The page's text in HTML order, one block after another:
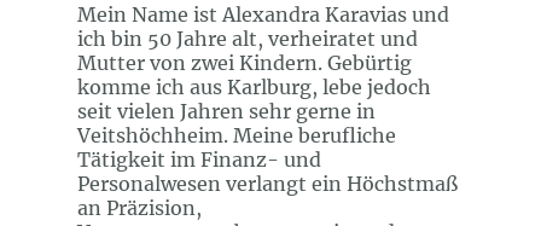
Mein Name ist Alexandra Karavias und
ich bin 50 Jahre alt, verheiratet und
Mutter von zwei Kindern. Gebürtig
komme ich aus Karlburg, lebe jedoch
seit vielen Jahren sehr gerne in
Veitshöchheim. Meine berufliche
Tätigkeit im Finanz- und
Personalwesen verlangt ein Höchstmaß
an Präzision,